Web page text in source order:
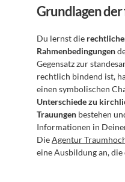
Grundlagen
Du lernst die
Rahmenbedingungen
Gegensatz zur
rechtlich bindend ist,
Unterschiede zu
Trauungen bestehen
Informationen in
Die Agentur
eine Ausbildung an,